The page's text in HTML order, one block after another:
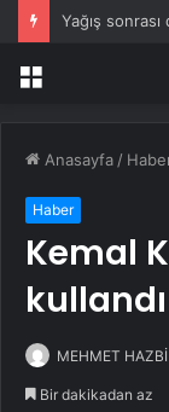
Menü
Anasayfa /
Haber
Kemal
kullandı
MEHMET
Bir dakikadan az